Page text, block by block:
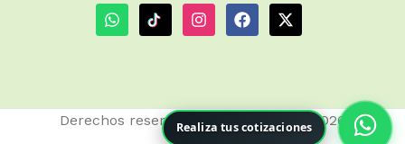
Realiza tus cotizaciones
Derechos reservados Cymoll Perú - 2026